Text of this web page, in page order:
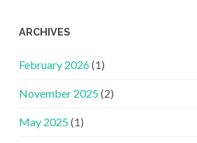
ARCHIVES
February 2026(1)
November 2025(2)
May 2025(1)